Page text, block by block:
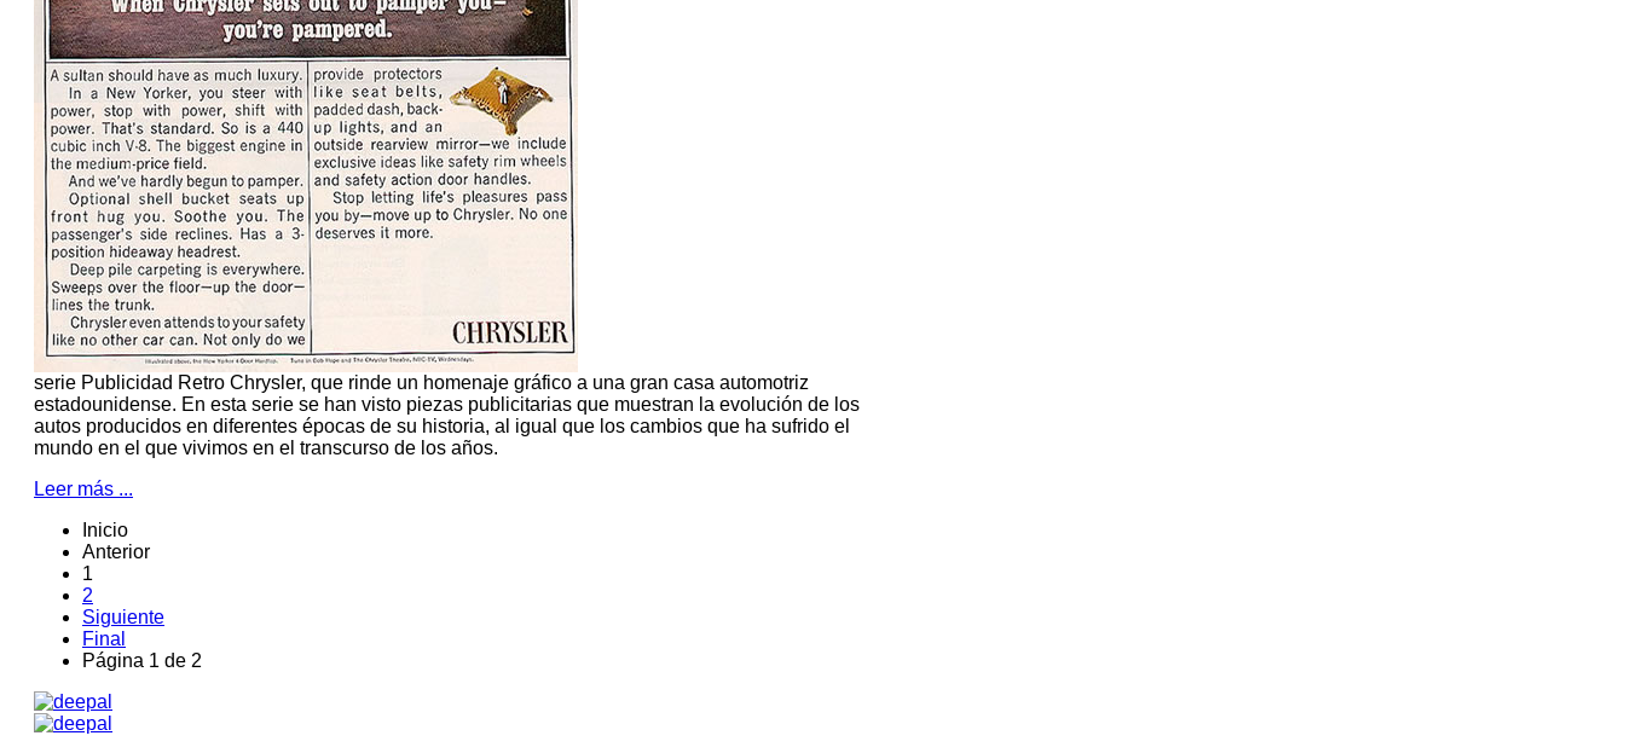
serie Publicidad Retro Chrysler, que rinde un homenaje gráfico a una gran casa automotriz
estadounidense. En esta serie se han visto piezas publicitarias que muestran la evolución de los
autos producidos en diferentes épocas de su historia, al igual que los cambios que ha sufrido el
mundo en el que vivimos en el transcurso de los años.
Leer más ...
Inicio
Anterior
1
2
Siguiente
Final
Página 1 de 2